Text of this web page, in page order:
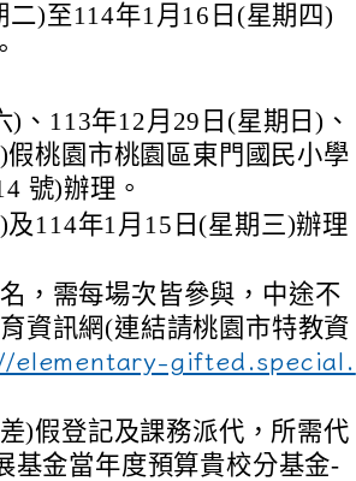
二)至114年1月16日(星期四)
)、113年12月29日(星期日)、
桃園市桃園區東門國民小學
號)辦理。
114年1月15日(星期三)辦理
，需每場次皆參與，中途不
資訊網(連結請桃園市特教資
elementary-gifted.special.
)假登記及課務派代，所需代
基金當年度預算貴校分基金-